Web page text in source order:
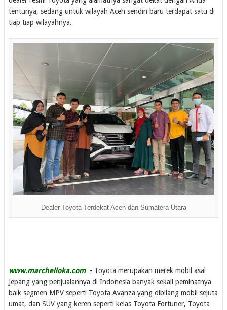
tentunya, sedang untuk wilayah Aceh sendiri baru terdapat satu di
tiap tiap wilayahnya.
Dealer Toyota Terdekat Aceh dan Sumatera Utara
www.marchelloka.com- Toyota merupakan merek mobil asal
Jepang yang penjualannya di Indonesia banyak sekali peminatnya
baik segmen MPV seperti Toyota Avanza yang dibilang mobil sejuta
umat, dan SUV yang keren seperti kelas Toyota Fortuner, Toyota